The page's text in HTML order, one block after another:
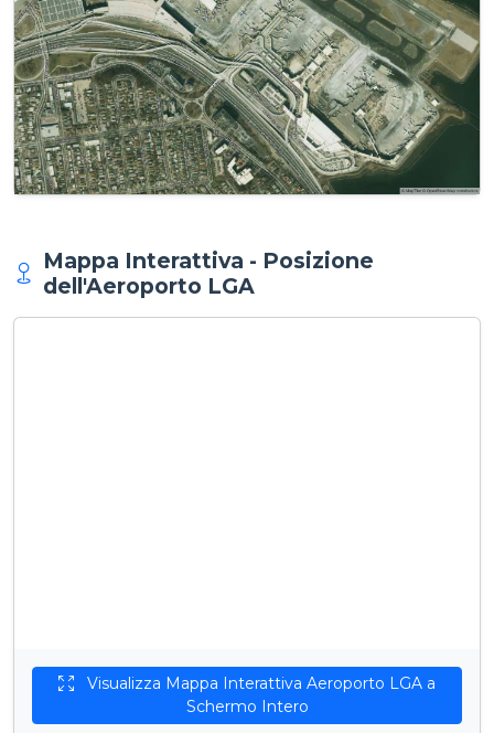
Mappa Interattiva - Posizione
dell'Aeroporto LGA
Schermo Intero